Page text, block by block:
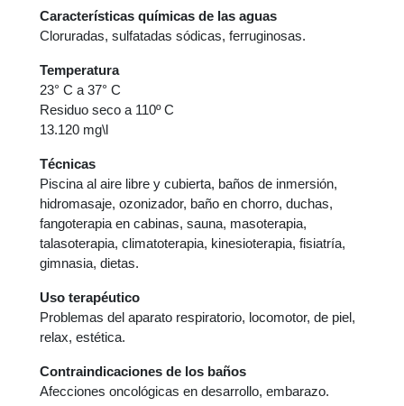
Características químicas de las aguas
Cloruradas, sulfatadas sódicas, ferruginosas.
Temperatura
23° C a 37° C
Residuo seco a 110º C
13.120 mg\l
Técnicas
Piscina al aire libre y cubierta, baños de inmersión,
hidromasaje, ozonizador, baño en chorro, duchas,
fangoterapia en cabinas, sauna, masoterapia,
talasoterapia, climatoterapia, kinesioterapia, fisiatría,
gimnasia, dietas.
Uso terapéutico
Problemas del aparato respiratorio, locomotor, de piel,
relax, estética.
Contraindicaciones de los baños
Afecciones oncológicas en desarrollo, embarazo.